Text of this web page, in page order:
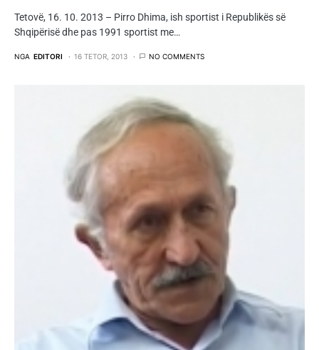
Tetovë, 16. 10. 2013 – Pirro Dhima, ish sportist i Republikës së
Shqipërisë dhe pas 1991 sportist me…
NGA EDITORI 16 TETOR, 2013 NO COMMENTS